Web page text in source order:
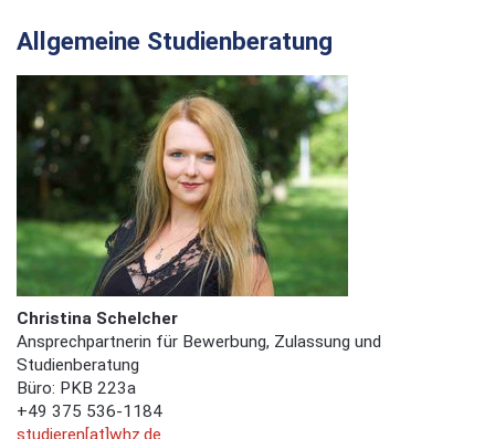
Allgemeine Studienberatung
Christina Schelcher
Ansprechpartnerin für Bewerbung, Zulassung und
Studienberatung
Büro: PKB 223a
+49 375 536-1184
studieren[at]whz.de